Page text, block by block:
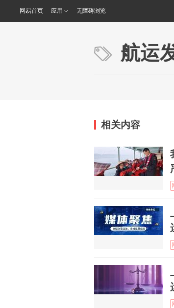
网易首页 应用 无障碍浏览
航运
相关内容